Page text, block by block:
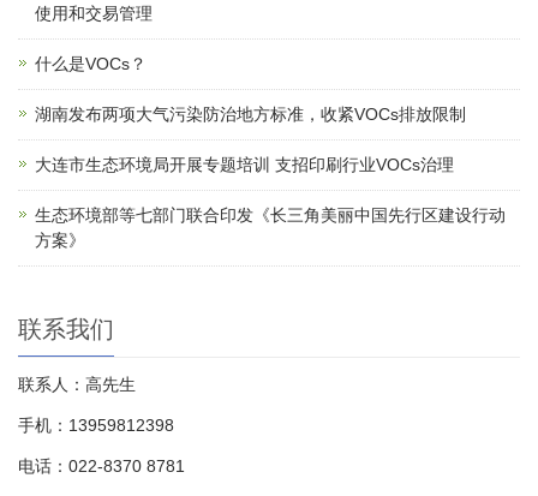
使用和交易管理
什么是VOCs？
湖南发布两项大气污染防治地方标准，收紧VOCs排放限制
大连市生态环境局开展专题培训 支招印刷行业VOCs治理
生态环境部等七部门联合印发《长三角美丽中国先行区建设行动
方案》
联系我们
联系人：高先生
手机：13959812398
电话：022-8370 8781